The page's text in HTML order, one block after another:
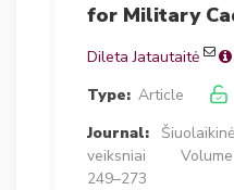
for Military
Dileta Jatautaitė
Type: Article
Journal:
veiksniai
249–273